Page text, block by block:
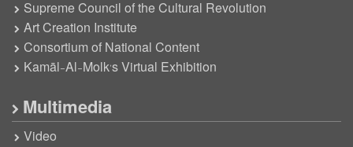
Supreme Council of the Cultural Revolution
Art Creation Institute
Consortium of National Content
Kamāl-Al-Molk’s Virtual Exhibition
Multimedia
Video